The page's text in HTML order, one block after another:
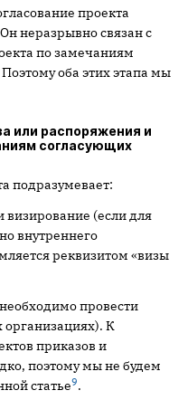
проекта
неразрывно связан с
по замечаниям
оба этих этапа мы
или распоряжения и
согласующих
подразумевает:
визирование (если для
внутреннего
реквизитом «визы
провести
организациях). К
приказов и
поэтому мы не будем
статье9.